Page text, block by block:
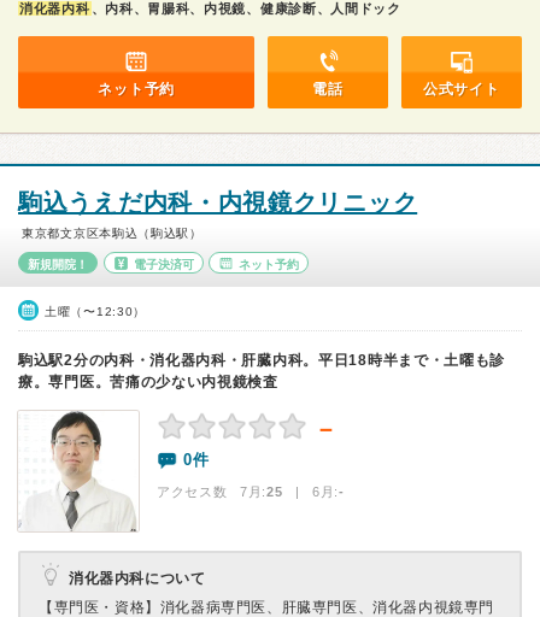
消化器内科 、内科、胃腸科、内視鏡、健康診断、人間ドック
ネット予約 電話 公式サイト
駒込うえだ内科・内視鏡クリニック
東京都文京区本駒込（駒込駅）
新規開院！ 電子決済可 ネット予約
土曜（〜12:30）
駒込駅2分の内科・消化器内科・肝臓内科。平日18時半まで・土曜も診
療。専門医。苦痛の少ない内視鏡検査
－
0件
アクセス数 7月:25 | 6月:-
消化器内科について
【専門医・資格】 消化器病専門医、肝臓専門医、消化器内視鏡専門